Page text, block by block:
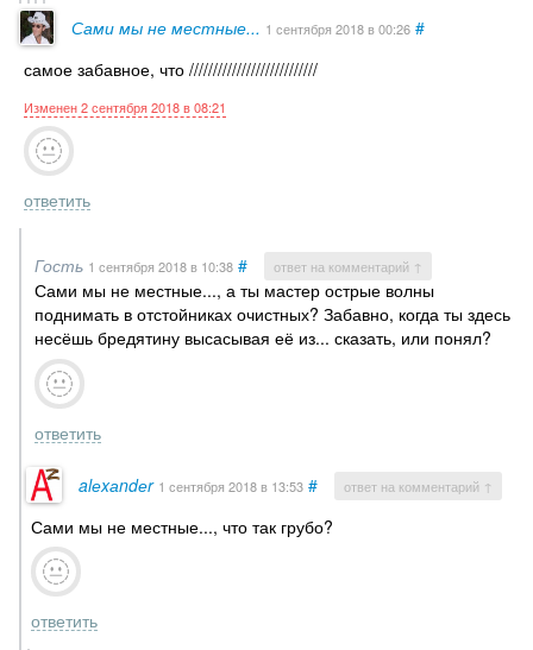
Сами мы не местные... 1 сентября 2018в 00:26 #
самое забавное, что ///////////////////////////
Изменен 2 сентября 2018 в 08:21
ответить
Гость 1 сентября 2018в 10:38 # ответ на комментарий ↑
Сами мы не местные..., а ты мастер острые волны
поднимать в отстойниках очистных? Забавно, когда ты здесь
несёшь бредятину высасывая её из... сказать, или понял?
ответить
alеxаndеr 1 сентября 2018в 13:53 # ответ на комментарий ↑
Сами мы не местные..., что так грубо?
ответить